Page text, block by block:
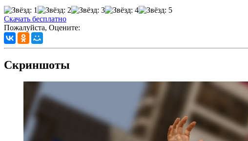
Скачать бесплатно
Пожалуйста, Оцените:
Скриншоты